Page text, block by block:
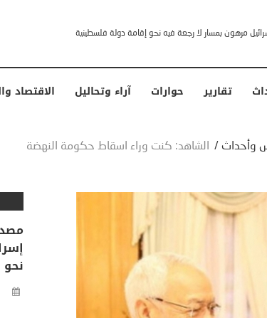
وجهها له الرئيس الأمريكي
تقارير حوارات آراء وتحاليل الاقتصاد
وأحداث / الشاهد: كنت وراء اسقاط حكومة النهضة